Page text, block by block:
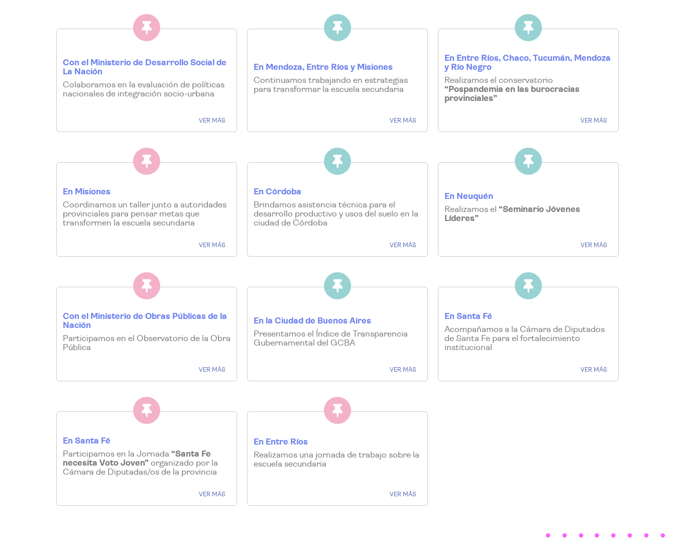
Con el Ministerio de Desarrollo Social de
La Nación
Colaboramos en la evaluación de políticas
nacionales de integración socio-urbana
VER MÁS
En Mendoza, Entre Ríos y Misiones
Continuamos trabajando en estrategias
para transformar la escuela secundaria
VER MÁS
En Entre Ríos, Chaco, Tucumán, Mendoza
y Río Negro
Realizamos el conservatorio
“Pospandemia en las burocracias
provinciales”
VER MÁS
En Misiones
Coordinamos un taller junto a autoridades
provinciales para pensar metas que
transformen la escuela secundaria
VER MÁS
En Córdoba
Brindamos asistencia técnica para el
desarrollo productivo y usos del suelo en la
ciudad de Córdoba
VER MÁS
En Neuquén
Realizamos el “Seminario Jóvenes
Líderes”
VER MÁS
Con el Ministerio de Obras Públicas de la
Nación
Participamos en el Observatorio de la Obra
Pública
VER MÁS
En la Ciudad de Buenos Aires
Presentamos el Índice de Transparencia
Gubernamental del GCBA
VER MÁS
En Santa Fé
Acompañamos a la Cámara de Diputados
de Santa Fe para el fortalecimiento
institucional
VER MÁS
En Santa Fé
Participamos en la Jornada “Santa Fe
necesita Voto Joven” organizado por la
Cámara de Diputadas/os de la provincia
VER MÁS
En Entre Ríos
Realizamos una jornada de trabajo sobre la
escuela secundaria
VER MÁS